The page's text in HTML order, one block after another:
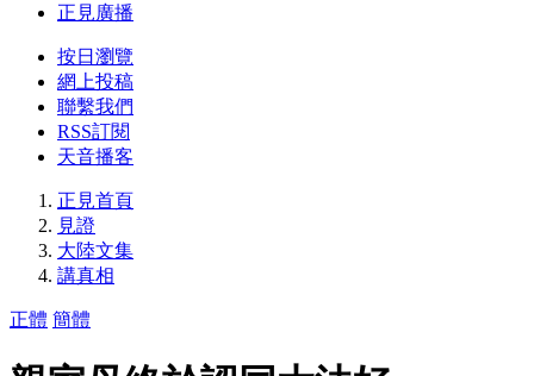
正見廣播
按日瀏覽
網上投稿
聯繫我們
RSS訂閱
天音播客
正見首頁
見證
大陸文集
講真相
正體 簡體